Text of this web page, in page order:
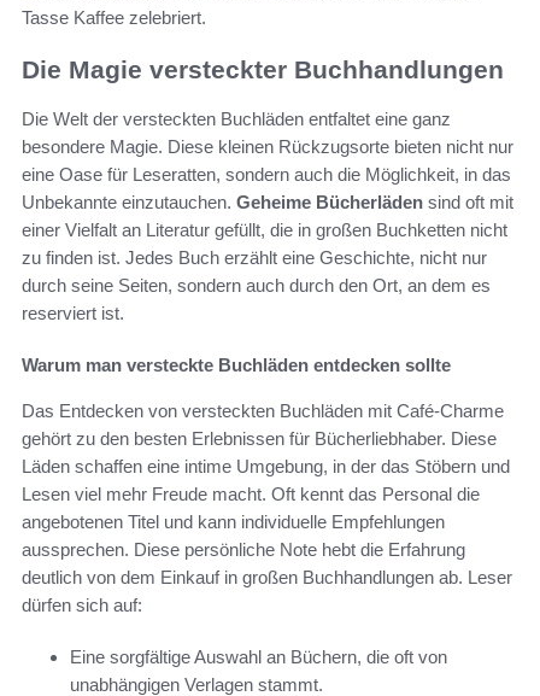
Tasse Kaffee zelebriert.
Die Magie versteckter Buchhandlungen
Die Welt der versteckten Buchläden entfaltet eine ganz
besondere Magie. Diese kleinen Rückzugsorte bieten nicht nur
eine Oase für Leseratten, sondern auch die Möglichkeit, in das
Unbekannte einzutauchen. Geheime Bücherläden sind oft mit
einer Vielfalt an Literatur gefüllt, die in großen Buchketten nicht
zu finden ist. Jedes Buch erzählt eine Geschichte, nicht nur
durch seine Seiten, sondern auch durch den Ort, an dem es
reserviert ist.
Warum man versteckte Buchläden entdecken sollte
Das Entdecken von versteckten Buchläden mit Café-Charme
gehört zu den besten Erlebnissen für Bücherliebhaber. Diese
Läden schaffen eine intime Umgebung, in der das Stöbern und
Lesen viel mehr Freude macht. Oft kennt das Personal die
angebotenen Titel und kann individuelle Empfehlungen
aussprechen. Diese persönliche Note hebt die Erfahrung
deutlich von dem Einkauf in großen Buchhandlungen ab. Leser
dürfen sich auf:
Eine sorgfältige Auswahl an Büchern, die oft von
unabhängigen Verlagen stammt.